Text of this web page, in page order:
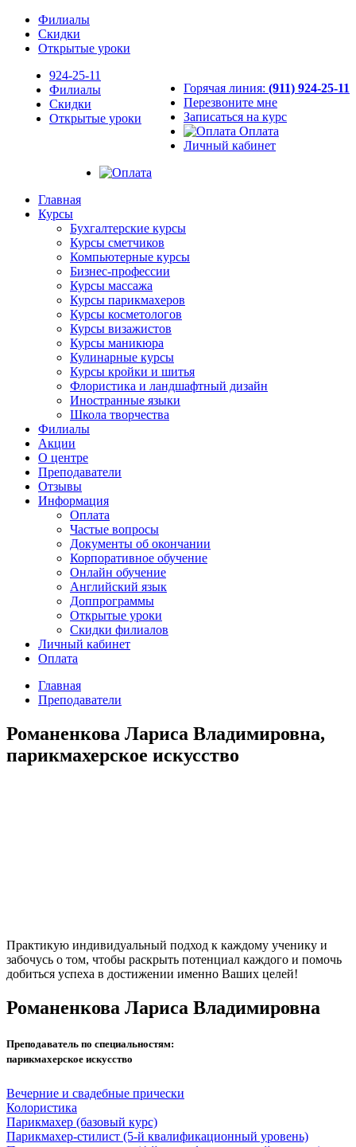
Филиалы
Скидки
Открытые уроки
Горячая линия: (911) 924-25-11
Перезвоните мне
Записаться на курс
Оплата
Личный кабинет
924-25-11
Филиалы
Скидки
Открытые уроки
Главная
Курсы
Бухгалтерские курсы
Курсы сметчиков
Компьютерные курсы
Бизнес-профессии
Курсы массажа
Курсы парикмахеров
Курсы косметологов
Курсы визажистов
Курсы маникюра
Кулинарные курсы
Курсы кройки и шитья
Флористика и ландшафтный дизайн
Иностранные языки
Школа творчества
Филиалы
Акции
О центре
Преподаватели
Отзывы
Информация
Оплата
Частые вопросы
Документы об окончании
Корпоративное обучение
Онлайн обучение
Английский язык
Доппрограммы
Открытые уроки
Скидки филиалов
Личный кабинет
Оплата
Главная
Преподаватели
Романенкова Лариса Владимировна,
парикмахерское искусство
Практикую индивидуальный подход к каждому ученику и
забочусь о том, чтобы раскрыть потенциал каждого и помочь
добиться успеха в достижении именно Ваших целей!
Романенкова Лариса Владимировна
Преподаватель по специальностям:
парикмахерское искусство
Вечерние и свадебные прически
Колористика
Парикмахер (базовый курс)
Парикмахер-стилист (5-й квалификационный уровень)